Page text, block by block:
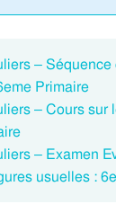
– Séquence
Primaire
– Cours sur
– Examen
usuelles :